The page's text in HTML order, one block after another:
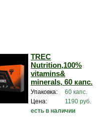
TREC
Nutrition,100%
vitamins&
minerals, 60 капс.
Упаковка:
60 капс.
Цена:
1190 руб.
есть в наличии